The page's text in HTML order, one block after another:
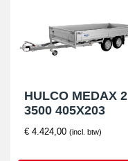
HULCO MEDAX 2
3500 405X203
€ 4.424,00 (incl. btw)